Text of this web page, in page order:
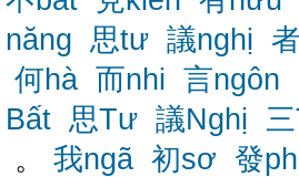
năng 思tư 議nghị
何hà 而nhi 言ngôn
Bất 思Tư 議Nghị
。 我ngã 初sơ 發